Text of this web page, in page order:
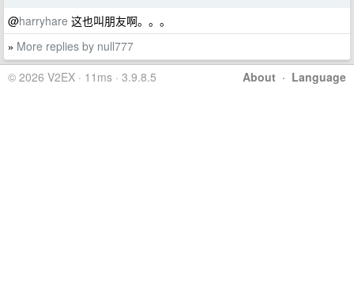
@harryhare 这也叫朋友啊。。。
» More replies by null777
About · Language
© 2026 V2EX · 11ms · 3.9.8.5